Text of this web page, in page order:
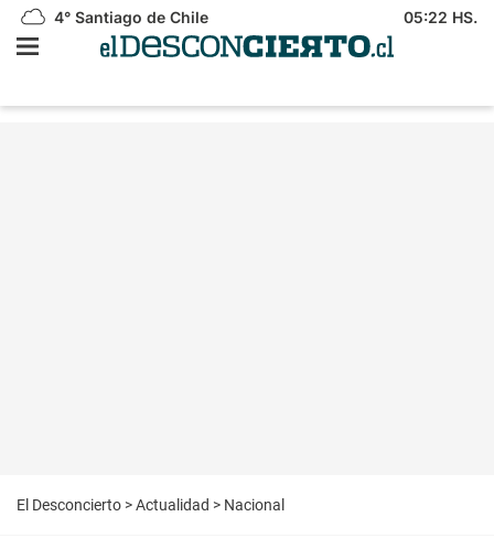
4° Santiago de Chile 05:22 HS.
El Desconcierto >Actualidad > Nacional